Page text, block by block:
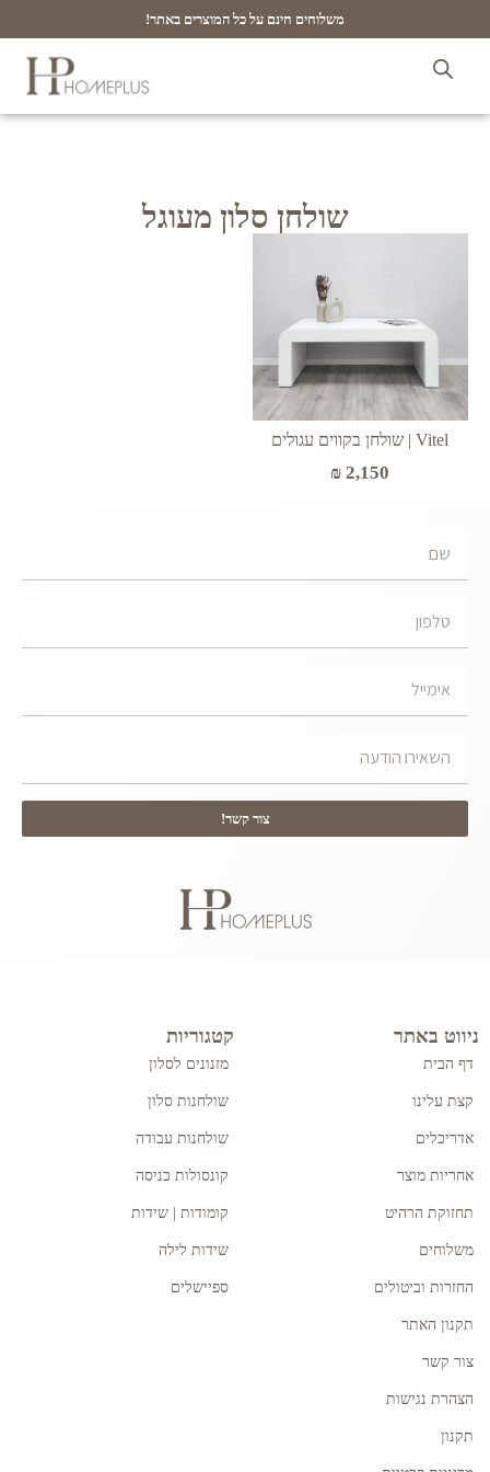
משלוחים חינם על כל המוצרים באתר!
שולחן סלון מעוגל
Vitel | שולחן בקווים עגולים
₪ 2,150
צור קשר!
ניווט באתר
דף הבית
קצת עלינו
אדריכלים
אחריות מוצר
תחזוקת הרהיט
משלוחים
החזרות וביטולים
תקנון האתר
צור קשר
הצהרת נגישות
תקנון
קטגוריות
מזנונים לסלון
שולחנות סלון
שולחנות עבודה
קונסולות כניסה
קומודות | שידות
שידות לילה
ספיישלים